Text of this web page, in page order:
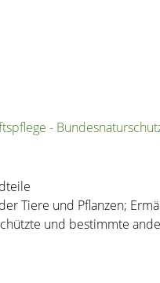
-
Tiere und Pflanzen;
und bestimmte